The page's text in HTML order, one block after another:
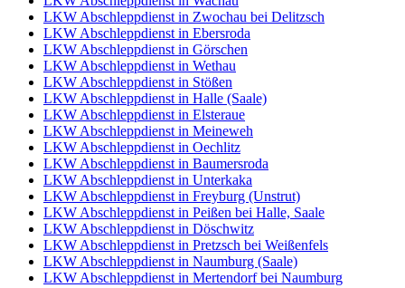
LKW Abschleppdienst in Zwochau bei Delitzsch
LKW Abschleppdienst in Ebersroda
LKW Abschleppdienst in Görschen
LKW Abschleppdienst in Wethau
LKW Abschleppdienst in Stößen
LKW Abschleppdienst in Halle (Saale)
LKW Abschleppdienst in Elsteraue
LKW Abschleppdienst in Meineweh
LKW Abschleppdienst in Oechlitz
LKW Abschleppdienst in Baumersroda
LKW Abschleppdienst in Unterkaka
LKW Abschleppdienst in Freyburg (Unstrut)
LKW Abschleppdienst in Peißen bei Halle, Saale
LKW Abschleppdienst in Döschwitz
LKW Abschleppdienst in Pretzsch bei Weißenfels
LKW Abschleppdienst in Naumburg (Saale)
LKW Abschleppdienst in Mertendorf bei Naumburg